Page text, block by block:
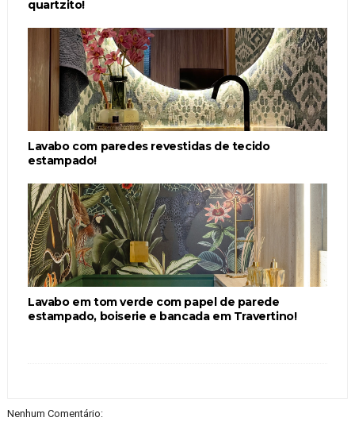
quartzito!
Lavabo com paredes revestidas de tecido
estampado!
Lavabo em tom verde com papel de parede
estampado, boiserie e bancada em Travertino!
Nenhum Comentário: